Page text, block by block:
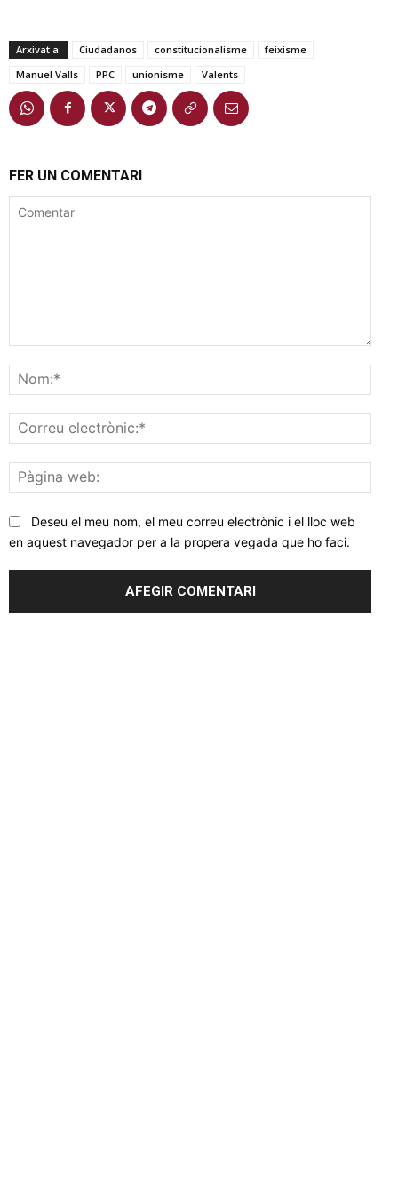
Arxivat a: Ciudadanos constitucionalisme
feixisme
Manuel Valls
PPC unionisme Valents
FER UN COMENTARI
web:
Deseu el meu nom, el meu correu electrònic i el lloc web
en aquest navegador per a la propera vegada que ho faci.